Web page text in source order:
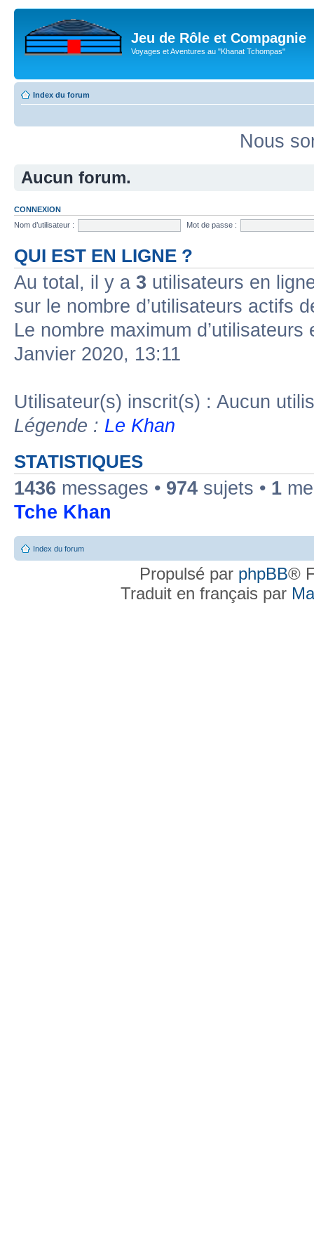
Jeu de Rôle et Compagnie
Voyages et Aventures au "Khanat Tchompas"
Index du forum
Nous
Aucun forum.
CONNEXION
Nom d’utilisateur :
Mot de passe :
QUI EST EN LIGNE ?
Au total, il y a 3 utilisateurs en
sur le nombre d’utilisateurs actifs
Le nombre maximum
Janvier 2020, 13:11
Utilisateur(s) inscrit(s) : Aucun
Légende : Le Khan
STATISTIQUES
1436 messages • 974 sujets • 1
Tche Khan
Index du forum
Propulsé par phpBB®
Traduit en français par